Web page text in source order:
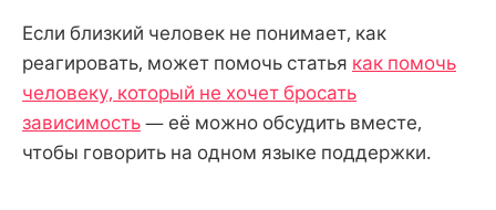
Если близкий человек не понимает, как
реагировать, может помочь статья как помочь
человеку, который не хочет бросать
зависимость— её можно обсудить вместе,
чтобы говорить на одном языке поддержки.